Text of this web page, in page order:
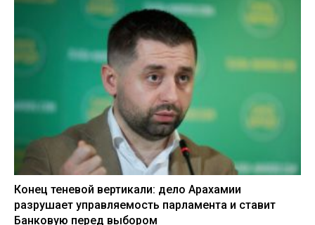
Конец теневой вертикали: дело Арахамии
разрушает управляемость парламента и ставит
Банковую перед выбором